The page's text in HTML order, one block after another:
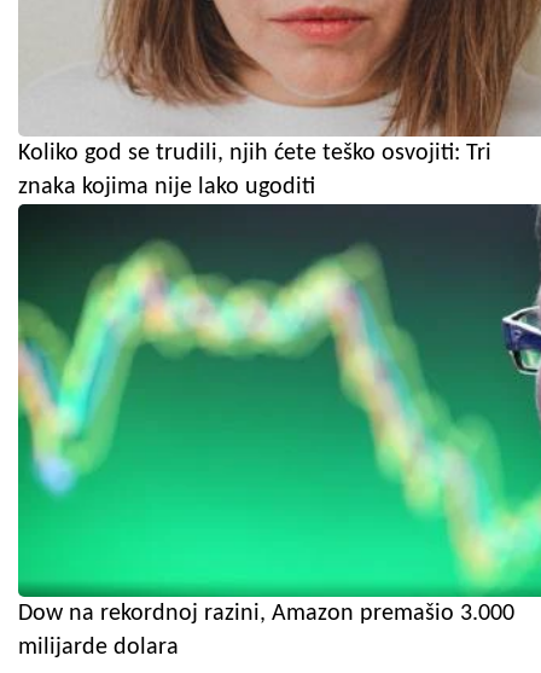
Koliko god se trudili, njih ćete teško osvojiti: Tri
znaka kojima nije lako ugoditi
Dow na rekordnoj razini, Amazon premašio 3.000
milijarde dolara